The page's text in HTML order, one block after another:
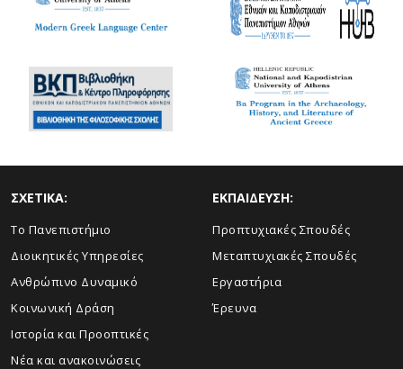
ΣΧΕΤΙΚΑ:
Το Πανεπιστήμιο
Διοικητικές Υπηρεσίες
Ανθρώπινο Δυναμικό
Κοινωνική Δράση
Ιστορία και Προοπτικές
Νέα και ανακοινώσεις
ΕΚΠΑΙΔΕΥΣΗ:
Προπτυχιακές Σπουδές
Μεταπτυχιακές Σπουδές
Εργαστήρια
Έρευνα